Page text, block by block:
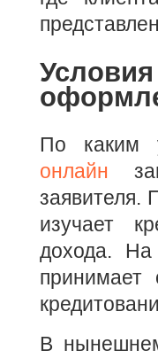
По каким
онлайн
заявителя.
изучает
дохода. На
принимает
В